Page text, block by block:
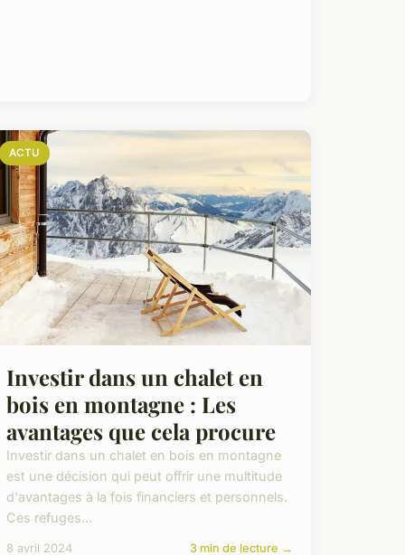
ACTU
Investir dans un chalet en
bois en montagne : Les
avantages que cela procure
Investir dans un chalet en bois en montagne
est une décision qui peut offrir une multitude
d'avantages à la fois financiers et personnels.
Ces refuges...
8 avril 2024 3 min de lecture →